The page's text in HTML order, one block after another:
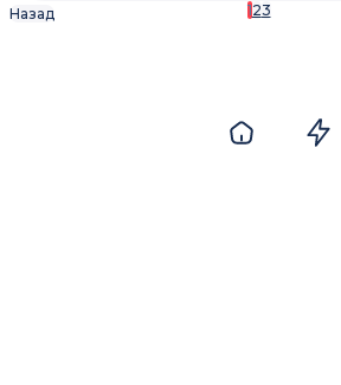
123
Назад